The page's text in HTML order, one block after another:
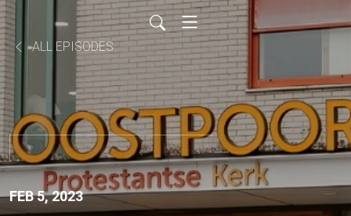
ALL EPISODES
FEB 5, 2023